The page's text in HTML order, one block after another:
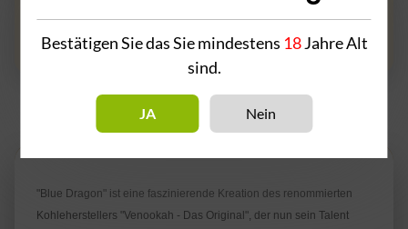
Frage zum Artikel
Beschreibung
"Blue Dragon" ist eine faszinierende Kreation des renommierten
Kohleherstellers "Venookah - Das Original", der nun sein Talent
Bestätigen Sie das Sie mindestens 18Jahre Alt
sind.
JA Nein